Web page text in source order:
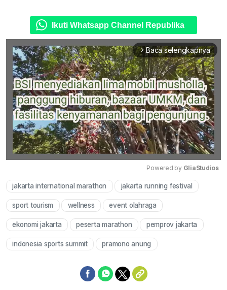
Ikuti Whatsapp Channel Republika
arrow_forward_ios Baca selengkapnya
Mute
Powered by GliaStudios
jakarta international marathon jakarta running festival
sport tourism wellness event olahraga
ekonomi jakarta peserta marathon pemprov jakarta
indonesia sports summit pramono anung